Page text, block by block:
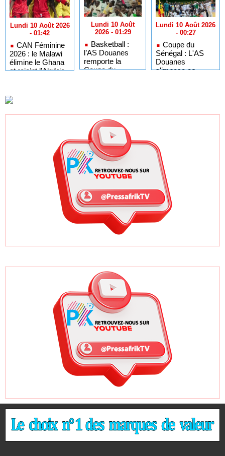
Lundi 10 Août 2026
- 01:42
CAN Féminine
2026 : le Malawi
élimine le Ghana
et rejoint l’Algérie
Lundi 10 Août
2026 - 01:29
Basketball :
l’AS Douanes
remporte la
Coupe du
Lundi 10 Août 2026
- 00:27
Coupe du
Sénégal : L'AS
Douanes
s'impose en